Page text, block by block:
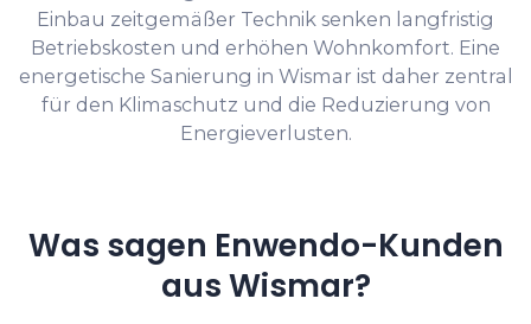
Einbau zeitgemäßer Technik senken langfristig
Betriebskosten und erhöhen Wohnkomfort. Eine
energetische Sanierung in Wismar ist daher zentral
für den Klimaschutz und die Reduzierung von
Energieverlusten.
Was sagen Enwendo-Kunden
aus Wismar?